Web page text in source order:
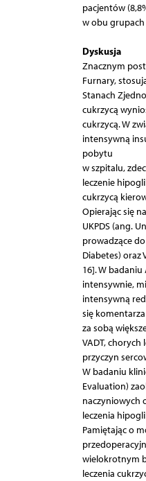
pacjentów
w obu
Dyskusja
Znacznym
Furnary,
Stanach
cukrzycą
cukrzycą. W
intensywną
pobytu
w szpitalu,
leczenie
cukrzycą
Opierając się
UKPDS (ang.
prowadzące
Diabetes) oraz
16]. W
intensywnie,
intensywną
się
za sobą
VADT,
przyczyn
W badaniu
Evaluation)
naczyniowych
leczenia
Pamiętając o
wielokrotnym
leczenia